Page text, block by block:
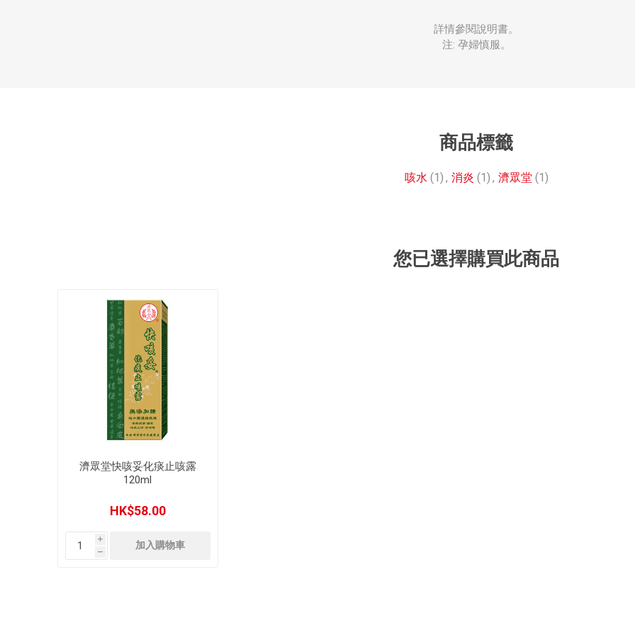
詳情參閱說明書。
注: 孕婦慎服。
商品標籤
咳水 (1) , 消炎 (1) , 濟眾堂 (1)
您已選擇購買此商品
濟眾堂快咳妥化痰止咳露
120ml
HK$58.00
i
h